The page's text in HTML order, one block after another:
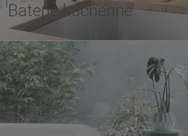
Baterie kuchenne